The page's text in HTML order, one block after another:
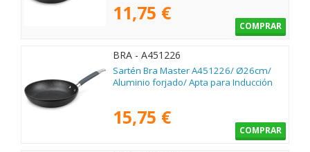
11,75 €
COMPRAR
BRA - A451226
Sartén Bra Master A451226/ Ø26cm/
Aluminio forjado/ Apta para Inducción
15,75 €
COMPRAR